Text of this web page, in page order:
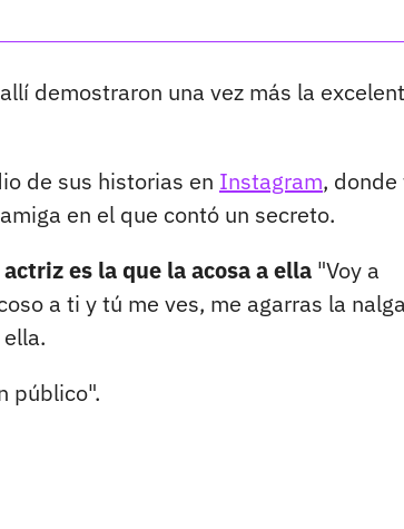
demostraron una vez más la
de sus historias en Instagram,
en el que contó un secreto.
es la que la acosa a ella "Voy a
a ti y tú me ves, me agarras la
público".